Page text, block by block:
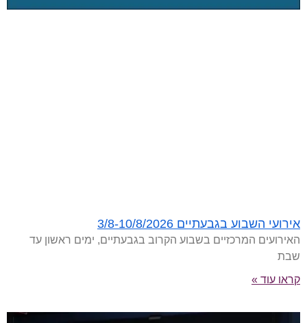
אירועי השבוע בגבעתיים 3/8-10/8/2026
האירועים המרכזיים בשבוע הקרוב בגבעתיים, ימים ראשון עד
שבת
קראו עוד »